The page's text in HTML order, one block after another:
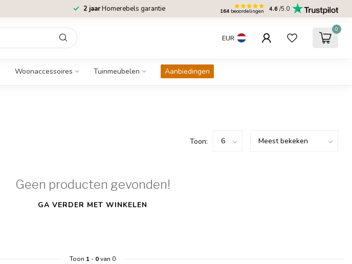
2 jaarHomerebels garantie 164 beoordelingen 4.6 /5.0
EUR
0
Woonaccessoires Tuinmeubelen Aanbiedingen
Toon:
Geen producten gevonden!
GA VERDER MET WINKELEN
Toon 1- 0van 0